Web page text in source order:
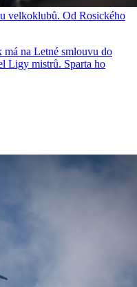
velkoklubů. Od Rosického
na Letné smlouvu do
Ligy mistrů. Sparta ho